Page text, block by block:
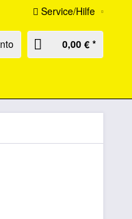
Service/Hilfe
0,00 € *